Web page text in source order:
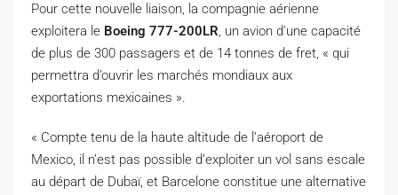
Pour cette nouvelle liaison, la compagnie aérienne
exploitera le Boeing 777-200LR, un avion d’une capacité
de plus de 300 passagers et de 14 tonnes de fret, « qui
permettra d’ouvrir les marchés mondiaux aux
exportations mexicaines ».
« Compte tenu de la haute altitude de l’aéroport de
Mexico, il n’est pas possible d’exploiter un vol sans escale
au départ de Dubaï, et Barcelone constitue une alternative